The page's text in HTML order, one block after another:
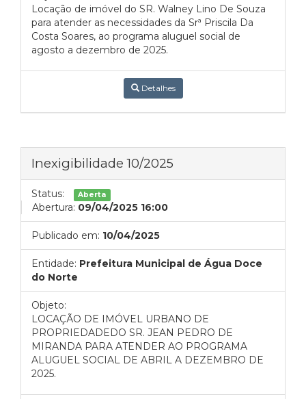
Locação de imóvel do SR. Walney Lino De Souza
para atender as necessidades da Srª Priscila Da
Costa Soares, ao programa aluguel social de
agosto a dezembro de 2025.
Detalhes
Inexigibilidade 10/2025
Status: Aberta
Abertura: 09/04/2025 16:00
Publicado em: 10/04/2025
Entidade: Prefeitura Municipal de Água Doce
do Norte
Objeto:
LOCAÇÃO DE IMÓVEL URBANO DE
PROPRIEDADEDO SR. JEAN PEDRO DE
MIRANDA PARA ATENDER AO PROGRAMA
ALUGUEL SOCIAL DE ABRIL A DEZEMBRO DE
2025.